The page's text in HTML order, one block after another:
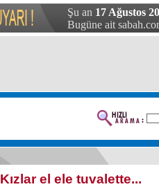
Şu an 17 Ağustos
Bugüne ait
Kızlar el ele tuvalette...